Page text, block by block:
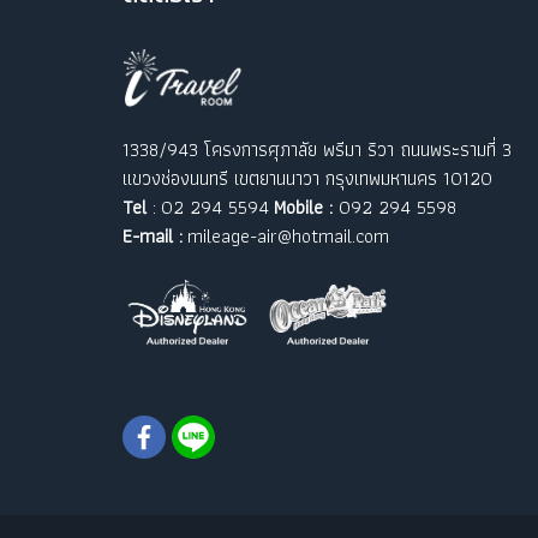
1338/943 โครงการศุภาลัย พรีมา ริวา ถนนพระรามที่ 3
แขวงช่องนนทรี เขตยานนาวา กรุงเทพมหานคร 10120
Tel: 02 294 5594 Mobile : 092 294 5598
E-mail : mileage-air@hotmail.com